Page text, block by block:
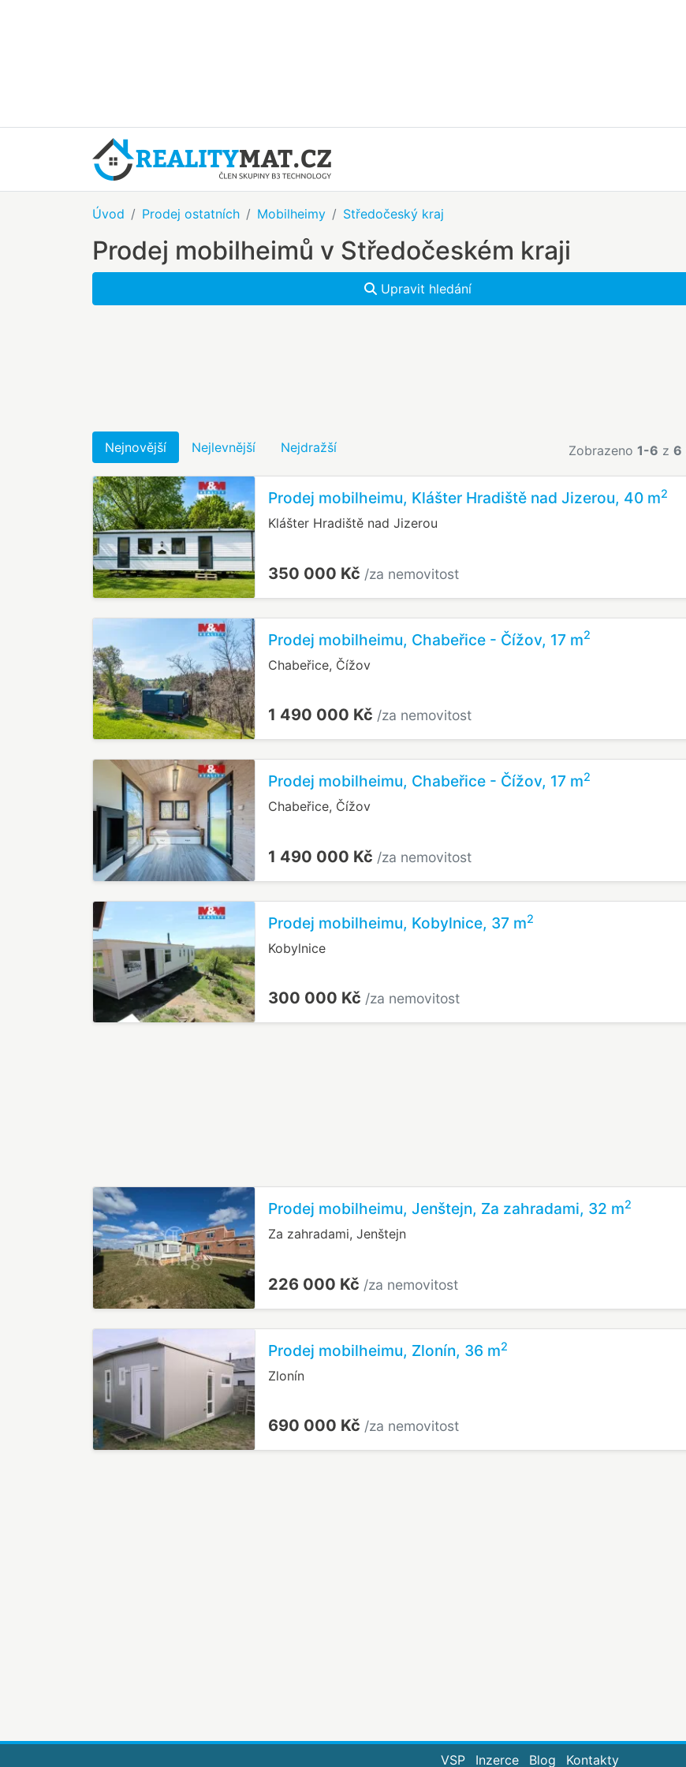
Úvod Prodej ostatních Mobilheimy Středočeský kraj
Prodej mobilheimů v Středočeském kraji
Upravit hledání
Nejnovější Nejlevnější Nejdražší Zobrazeno 1-6 z 6
Prodej mobilheimu, Klášter Hradiště nad Jizerou, 40 m2
Klášter Hradiště nad Jizerou
350 000 Kč /za nemovitost
Prodej mobilheimu, Chabeřice - Čížov, 17 m2
Chabeřice, Čížov
1 490 000 Kč /za nemovitost
Prodej mobilheimu, Chabeřice - Čížov, 17 m2
Chabeřice, Čížov
1 490 000 Kč /za nemovitost
Prodej mobilheimu, Kobylnice, 37 m2
Kobylnice
300 000 Kč /za nemovitost
Prodej mobilheimu, Jenštejn, Za zahradami, 32 m2
Za zahradami, Jenštejn
226 000 Kč /za nemovitost
Prodej mobilheimu, Zlonín, 36 m2
Zlonín
690 000 Kč /za nemovitost
VSP Inzerce Blog Kontakty